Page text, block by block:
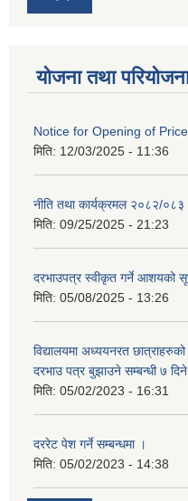
योजना तथा
Notice for Opening of
मिति: 12/03/2025 - 11:36
नीति तथा कार्यक्रमल २०८२/०८३
मिति: 09/25/2025 - 21:23
दरभाउपत्र स्वीकृत गर्ने आशयको
मिति: 05/08/2025 - 13:26
विद्यालयमा अध्ययनरत
दरभाउ पत्र बुझाउने सम्बन्धी ७
मिति: 05/02/2023 - 16:31
दररेट पेश गर्ने सम्बन्धमा ।
मिति: 05/02/2023 - 14:38